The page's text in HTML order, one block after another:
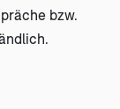
bzw.